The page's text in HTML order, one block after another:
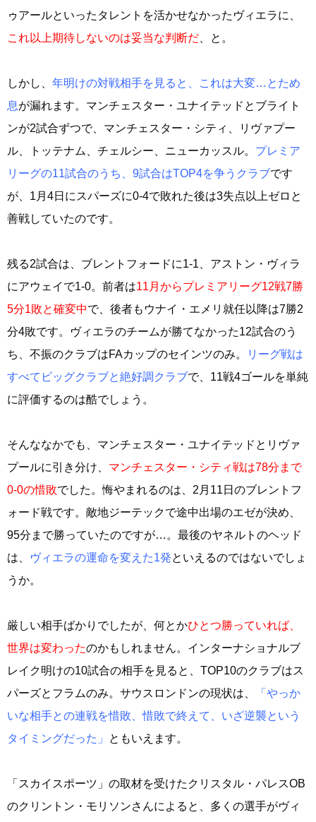
ゥアールといったタレントを活かせなかったヴィエラに、
これ以上期待しないのは妥当な判断だ 、と。
しかし、 年明けの対戦相手を見ると、これは大変…とため
息が漏れます。マンチェスター・ユナイテッドとブライト
ンが2試合ずつで、マンチェスター・シティ、リヴァプー
ル、トッテナム、チェルシー、ニューカッスル。 プレミア
リーグの11試合のうち、9試合はTOP4を争うクラブです
が、1月4日にスパーズに0-4で敗れた後は3失点以上ゼロと
善戦していたのです。
残る2試合は、ブレントフォードに1-1、アストン・ヴィラ
にアウェイで1-0。前者は11月からプレミアリーグ12戦7勝
5分1敗と確変中で、後者もウナイ・エメリ就任以降は7勝2
分4敗です。ヴィエラのチームが勝てなかった12試合のう
ち、不振のクラブはFAカップのセインツのみ。
リーグ戦は
すべてビッグクラブと絶好調クラブで、11戦4ゴールを単純
に評価するのは酷でしょう。
そんななかでも、マンチェスター・ユナイテッドとリヴァ
プールに引き分け、 マンチェスター・シティ戦は78分まで
0-0の惜敗でした。悔やまれるのは、2月11日のブレントフ
ォード戦です。敵地ジーテックで途中出場のエゼが決め、
95分まで勝っていたのですが…。最後のヤネルトのヘッド
は、
ヴィエラの運命を変えた1発といえるのではないでしょ
うか。
厳しい相手ばかりでしたが、何とかひとつ勝っていれば、
世界は変わったのかもしれません。インターナショナルブ
レイク明けの10試合の相手を見ると、TOP10のクラブはス
パーズとフラムのみ。サウスロンドンの現状は、
「やっか
いな相手との連戦を惜敗、惜敗で終えて、いざ逆襲という
タイミングだった」
ともいえます。
「スカイスポーツ」の取材を受けたクリスタル・パレスOB
のクリントン・モリソンさんによると、多くの選手がヴィ